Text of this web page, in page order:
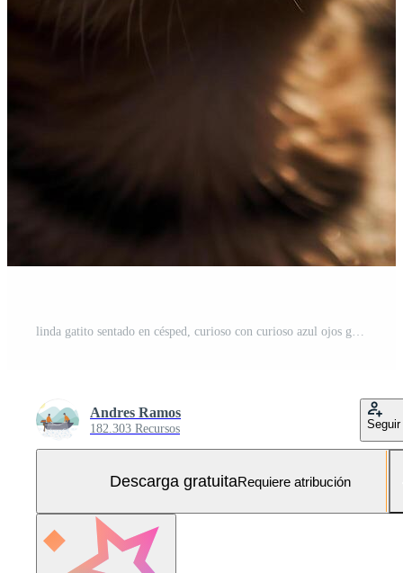
linda gatito sentado en césped, curioso con curioso azul ojos generado por ai Foto Gratis
Andres Ramos
182.303 Recursos Seguir
Descarga gratuitaRequiere atribución